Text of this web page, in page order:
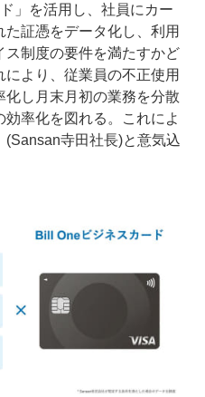
」を活用し、社員にカー
た証憑をデータ化し、利用
ス制度の要件を満たすかど
より、従業員の不正使用
化し月末月初の業務を分散
率化を図れる。これによ
(Sansan寺田社長)と意気込